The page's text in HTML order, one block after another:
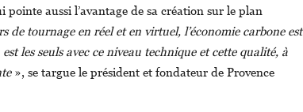
pointe aussi l’avantage de sa création sur le plan
de tournage en réel et en virtuel, l’économie carbone est
les seuls avec ce niveau technique et cette qualité, à
», se targue le président et fondateur de Provence